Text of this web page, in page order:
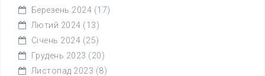
Березень 2024 (17)
Лютий 2024 (13)
Січень 2024 (25)
Грудень 2023 (20)
Листопад 2023 (8)